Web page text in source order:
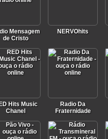
Mensagem
de Cristo
NERVOhits
Hits Music
Chanel
Radio Da
Fraternidade